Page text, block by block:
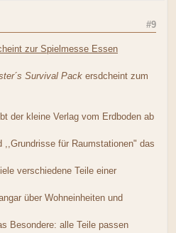
#9
zur Spielmesse Essen
Survival Pack ersdcheint zum
der kleine Verlag vom Erdboden ab
für Raumstationen" das
verschiedene Teile einer
über Wohneinheiten und
Besondere: alle Teile passen